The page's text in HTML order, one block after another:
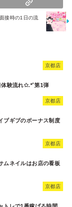
接時の1日の流
京都店
体験流れ✩.*˚第1弾
京都店
ブギブのボーナス制度
京都店
ムネイルはお店の看板
京都店